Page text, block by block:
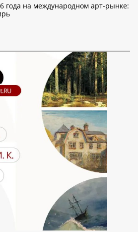
года на международном арт-рынке: